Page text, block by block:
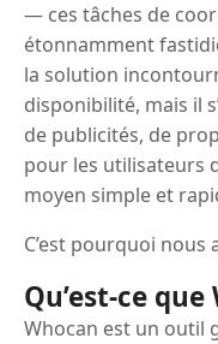
— ces tâches de
étonnamment
la solution
disponibilité, mais il
de publicités, de
pour les utilisateurs
moyen simple et
C’est pourquoi nous
Qu’est-ce que
Whocan est un outil